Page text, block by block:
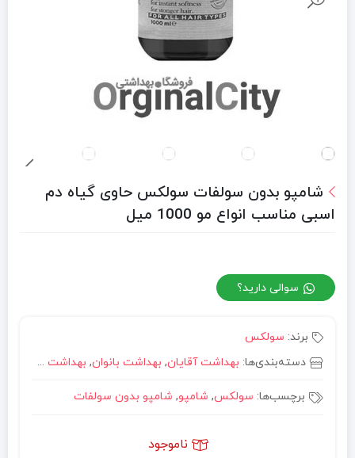
شامپو بدون سولفات سولکس حاوی گیاه دم
اسبی مناسب انواع مو 1000 میل
سوالی دارید؟
برند: سولکس
دسته‌بندی‌ها: بهداشت آقایان, بهداشت بانوان, بهداشت و سلامت
برچسب‌ها: سولکس, شامپو, شامپو بدون سولفات
ناموجود